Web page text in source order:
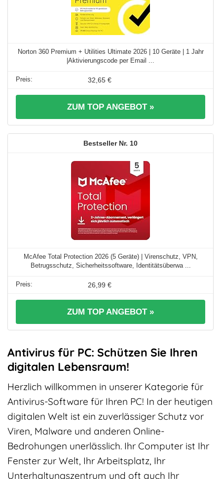
Norton 360 Premium + Utilities Ultimate 2026 | 10 Geräte | 1 Jahr
|Aktivierungscode per Email ...
32,65 €
ZUM TOP ANGEBOT »
10
McAfee Total Protection 2026 (5 Geräte) | Virenschutz, VPN,
Betrugsschutz, Sicherheitssoftware, Identitätsüberwa ...
26,99 €
ZUM TOP ANGEBOT »
Antivirus für PC: Schützen Sie Ihren
digitalen Lebensraum!
Herzlich willkommen in unserer Kategorie für
Antivirus-Software für Ihren PC! In der heutigen
digitalen Welt ist ein zuverlässiger Schutz vor
Viren, Malware und anderen Online-
Bedrohungen unerlässlich. Ihr Computer ist Ihr
Fenster zur Welt, Ihr Arbeitsplatz, Ihr
Unterhaltungszentrum und oft auch Ihr